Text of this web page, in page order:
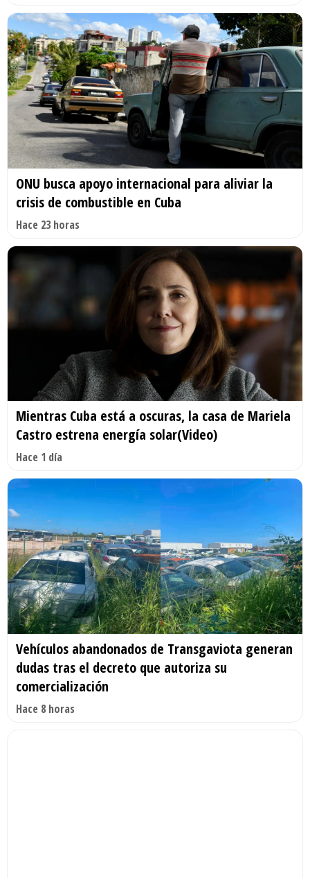
ONU busca apoyo internacional para aliviar la
crisis de combustible en Cuba
Hace 23 horas
Mientras Cuba está a oscuras, la casa de Mariela
Castro estrena energía solar(Video)
Hace 1 día
Vehículos abandonados de Transgaviota generan
dudas tras el decreto que autoriza su
comercialización
Hace 8 horas